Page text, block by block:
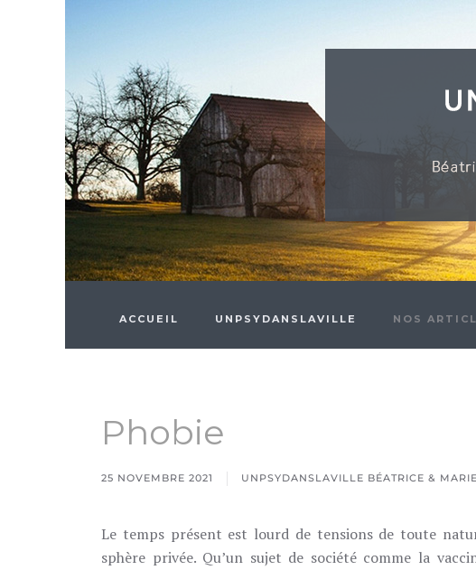
ACCUEIL UNPSYDANSLAVILLE NOS
Phobie
25 NOVEMBRE 2021 UNPSYDANSLAVILLE BÉATRICE &
Le temps présent est lourd de tensions de toute
sphère privée. Qu’un sujet de société comme la